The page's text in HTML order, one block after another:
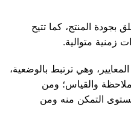
بجودة المنتج، كما تتيح
زمنية متوالية.
وهي ترتبط بالوضعية،
والقياس؛ ومن
مستوى التمكن منه ومن